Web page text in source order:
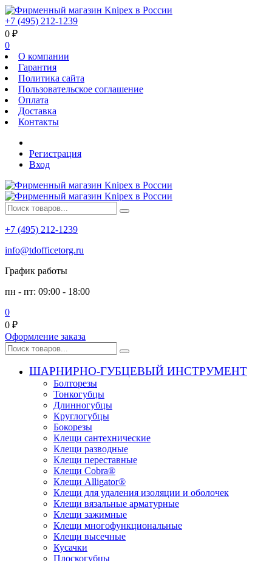
+7 (495) 212-1239
0 ₽
0
О компании
Гарантия
Политика сайта
Пользовательское соглашение
Оплата
Доставка
Контакты
Регистрация
Вход
+7 (495) 212-1239
info@tdofficetorg.ru
График работы
пн - пт: 09:00 - 18:00
0
0 ₽
Оформление заказа
ШАРНИРНО-ГУБЦЕВЫЙ ИНСТРУМЕНТ
Болторезы
Тонкогубцы
Длинногубцы
Круглогубцы
Бокорезы
Клещи сантехнические
Клещи разводные
Клещи переставные
Клещи Cobra®
Клещи Alligator®
Клещи для удаления изоляции и оболочек
Клещи вязальные арматурные
Клещи зажимные
Клещи многофункциональные
Клещи высечные
Кусачки
Плоскогубцы